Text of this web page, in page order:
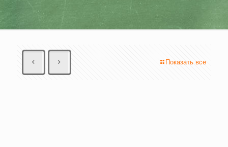
Показать все